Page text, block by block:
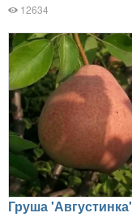
12634
Груша 'Августинка'